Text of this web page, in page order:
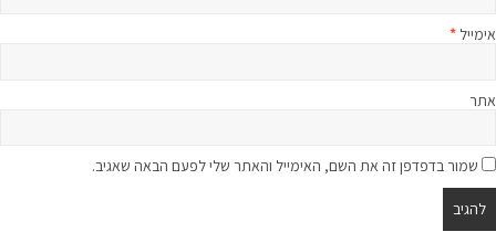
אימייל *
אתר
שמור בדפדפן זה את השם, האימייל והאתר שלי לפעם הבאה שאגיב.